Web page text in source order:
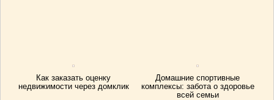
Как заказать оценку
недвижимости через домклик
Домашние спортивные
комплексы: забота о здоровье
всей семьи